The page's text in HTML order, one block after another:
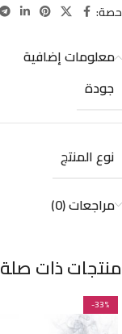
حصة:
معلومات إضافية
جودة
نوع المنتج
مراجعات (0)
منتجات ذات صلة
-33%